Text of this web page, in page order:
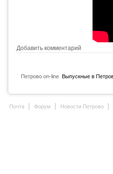
Добавить комментарий
Петрово on-line Выпускные в
Почта Форум Новости Петрово